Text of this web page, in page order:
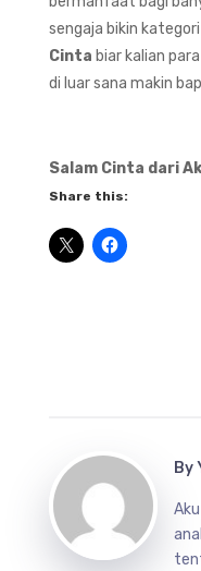
sengaja bikin kategori
Cinta biar kalian
di luar sana makin
Salam Cinta dari
Share this:
By